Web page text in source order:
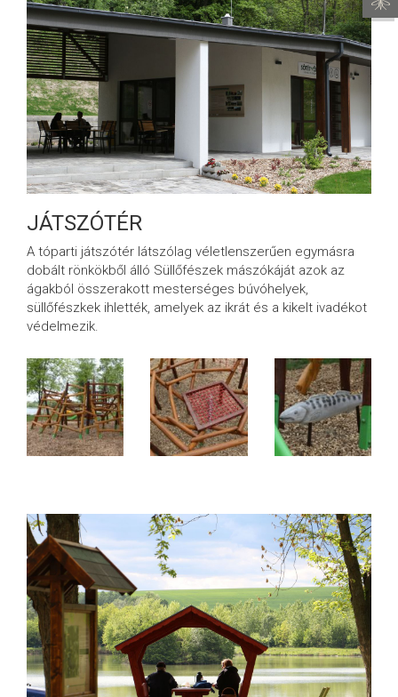
JÁTSZÓTÉR
A tóparti játszótér látszólag véletlenszerűen egymásra
dobált rönkökből álló Süllőfészek mászókáját azok az
ágakból összerakott mesterséges búvóhelyek,
süllőfészkek ihlették, amelyek az ikrát és a kikelt ivadékot
védelmezik.